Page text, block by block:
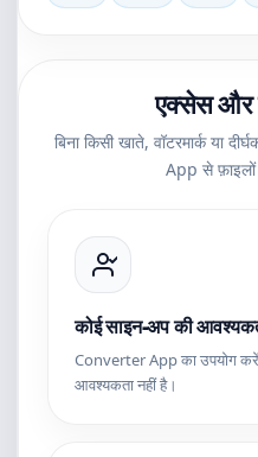
एक्सेस और
बिना किसी खाते, वॉटरमार्क या
App से फ़ाइलों
कोई साइन-अप की
Converter App का उपयोग
आवश्यकता नहीं है।